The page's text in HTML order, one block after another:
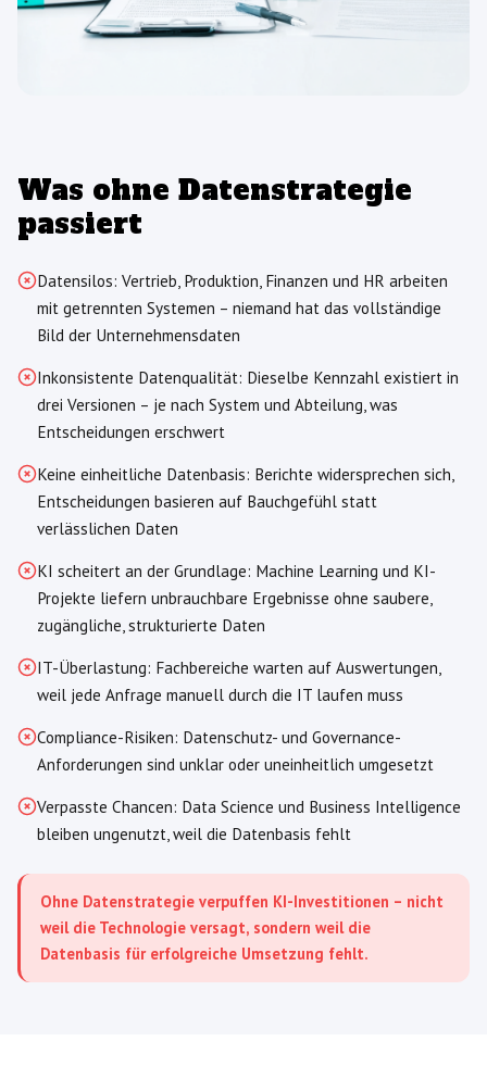
Was ohne Datenstrategie
passiert
Datensilos: Vertrieb, Produktion, Finanzen und HR arbeiten
mit getrennten Systemen – niemand hat das vollständige
Bild der Unternehmensdaten
Inkonsistente Datenqualität: Dieselbe Kennzahl existiert in
drei Versionen – je nach System und Abteilung, was
Entscheidungen erschwert
Keine einheitliche Datenbasis: Berichte widersprechen sich,
Entscheidungen basieren auf Bauchgefühl statt
verlässlichen Daten
KI scheitert an der Grundlage: Machine Learning und KI-
Projekte liefern unbrauchbare Ergebnisse ohne saubere,
zugängliche, strukturierte Daten
IT-Überlastung: Fachbereiche warten auf Auswertungen,
weil jede Anfrage manuell durch die IT laufen muss
Compliance-Risiken: Datenschutz- und Governance-
Anforderungen sind unklar oder uneinheitlich umgesetzt
Verpasste Chancen: Data Science und Business Intelligence
bleiben ungenutzt, weil die Datenbasis fehlt
Ohne Datenstrategie verpuffen KI-Investitionen – nicht
weil die Technologie versagt, sondern weil die
Datenbasis für erfolgreiche Umsetzung fehlt.